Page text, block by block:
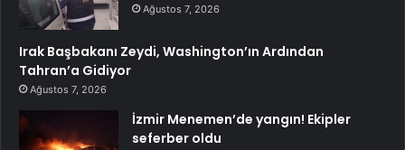
Ağustos 7, 2026
Irak Başbakanı Zeydi, Washington’ın Ardından
Tahran’a Gidiyor
Ağustos 7, 2026
İzmir Menemen’de yangın! Ekipler
seferber oldu